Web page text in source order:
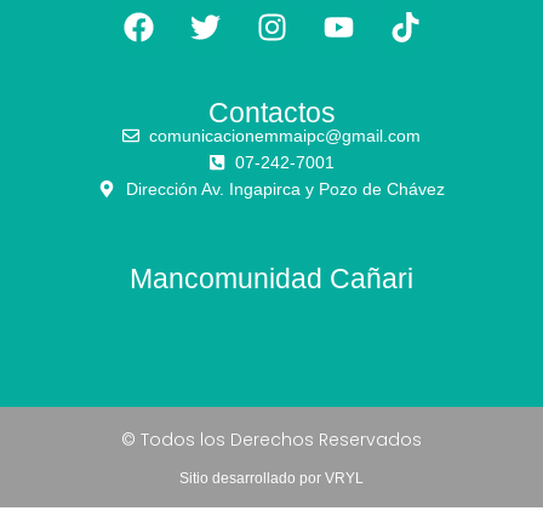
Contactos
comunicacionemmaipc@gmail.com
07-242-7001
Dirección Av. Ingapirca y Pozo de Chávez
Mancomunidad Cañari
© Todos los Derechos Reservados
Sitio desarrollado por VRYL